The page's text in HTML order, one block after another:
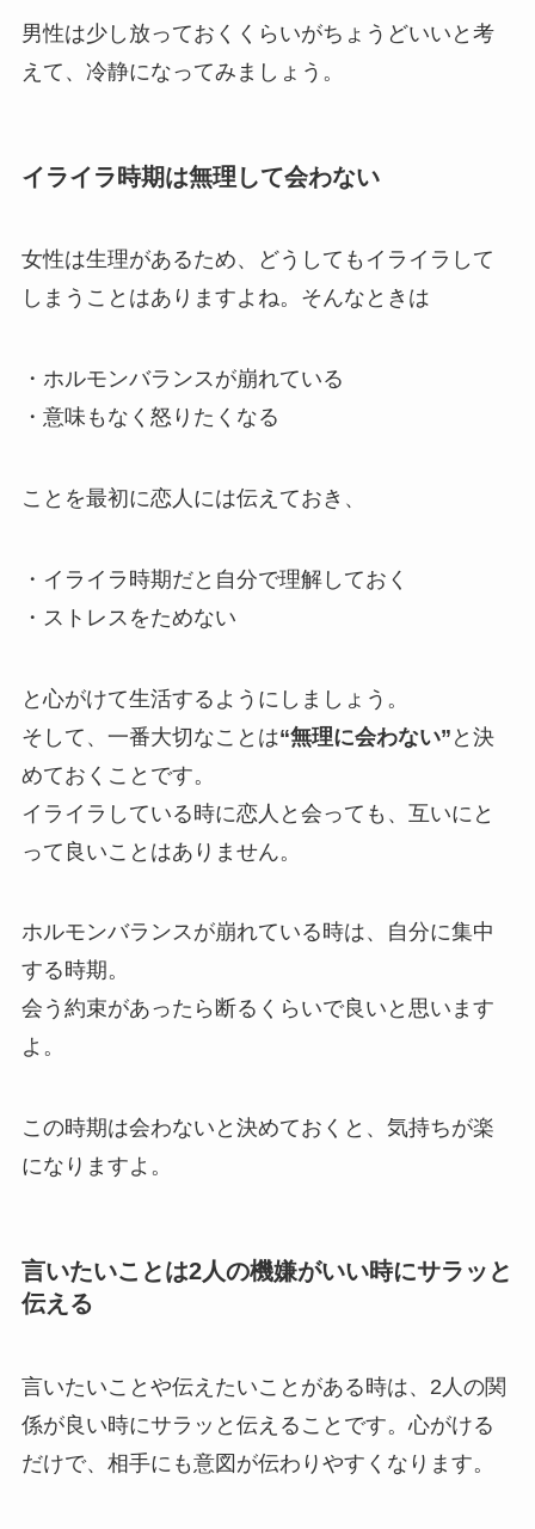
男性は少し放っておくくらいがちょうどいいと考
えて、冷静になってみましょう。
イライラ時期は無理して会わない
女性は生理があるため、どうしてもイライラして
しまうことはありますよね。そんなときは
・ホルモンバランスが崩れている
・意味もなく怒りたくなる
ことを最初に恋人には伝えておき、
・イライラ時期だと自分で理解しておく
・ストレスをためない
と心がけて生活するようにしましょう。
そして、一番大切なことは“無理に会わない” と決
めておくことです。
イライラしている時に恋人と会っても、互いにと
って良いことはありません。
ホルモンバランスが崩れている時は、自分に集中
する時期。
会う約束があったら断るくらいで良いと思います
よ。
この時期は会わないと決めておくと、気持ちが楽
になりますよ。
言いたいことは2人の機嫌がいい時にサラッと
伝える
言いたいことや伝えたいことがある時は、2人の関
係が良い時にサラッと伝えることです。心がける
だけで、相手にも意図が伝わりやすくなります。